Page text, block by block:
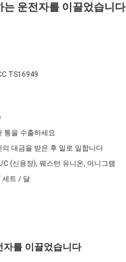
는 운전자를 이끌었습니다
TS16949
통을 수출하세요
의 대금을 받은 후 일로 일합니다
C (신용장), 웨스턴 유니온, 머니그램
세트 / 달
자를 이끌었습니다